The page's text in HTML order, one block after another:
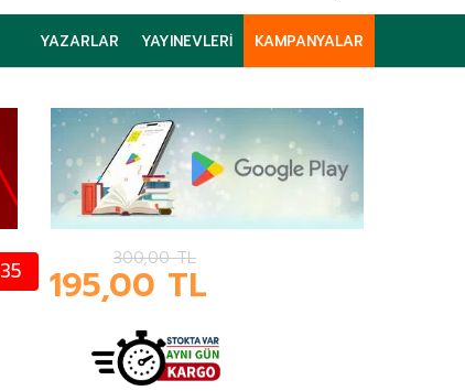
YAZARLAR YAYINEVLERI KAMPANYALAR
35 300,00TL
195,00 TL